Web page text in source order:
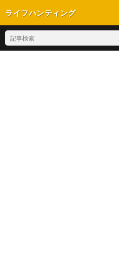
ライフハンティング